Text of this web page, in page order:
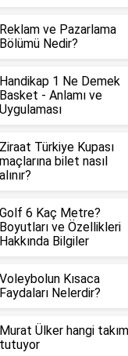
Reklam ve Pazarlama
Bölümü Nedir?
Handikap 1 Ne Demek
Basket - Anlamı ve
Uygulaması
Ziraat Türkiye Kupası
maçlarına bilet nasıl
alınır?
Golf 6 Kaç Metre?
Boyutları ve Özellikleri
Hakkında Bilgiler
Voleybolun Kısaca
Faydaları Nelerdir?
Murat Ülker hangi
tutuyor